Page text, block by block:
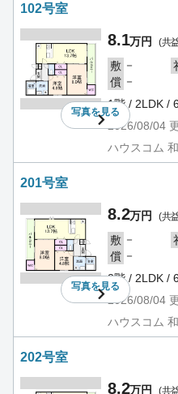
102号室
写真を見る
8.1万円 (共
敷 －
償 －
1階 / 2LDK /
2026/08/04
ハウスコム
201号室
写真を見る
8.2万円 (共
敷 －
償 －
2階 / 2LDK /
2026/08/04
ハウスコム
202号室
8.2万円 (共